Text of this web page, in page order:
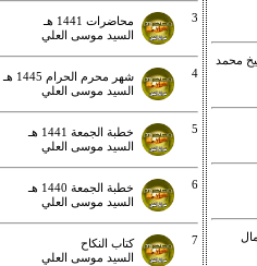
محمد
3
محاضرات 1441 هـ
السيد موسى العلي
4
شهر محرم الحرام 1445 هـ
السيد موسى العلي
5
خطبة الجمعة 1441 هـ
السيد موسى العلي
6
خطبة الجمعة 1440 هـ
السيد موسى العلي
7
كتاب النكاح
السيد موسى العلي